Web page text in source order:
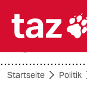

Startseite Politik